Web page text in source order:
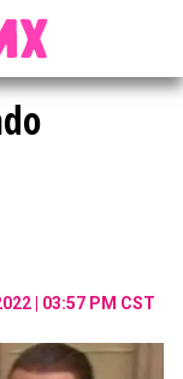
| 03:57 PM CST